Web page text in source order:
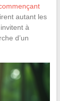
autant les
à
d’un